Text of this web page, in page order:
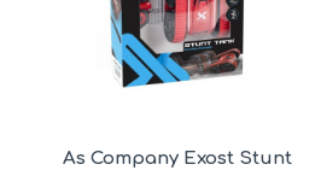
As Company Exost Stunt